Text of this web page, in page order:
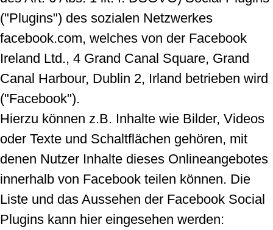
("Plugins") des sozialen Netzwerkes
facebook.com, welches von der Facebook
Ireland Ltd., 4 Grand Canal Square, Grand
Canal Harbour, Dublin 2, Irland betrieben wird
("Facebook").
Hierzu können z.B. Inhalte wie Bilder, Videos
oder Texte und Schaltflächen gehören, mit
denen Nutzer Inhalte dieses Onlineangebotes
innerhalb von Facebook teilen können. Die
Liste und das Aussehen der Facebook Social
Plugins kann hier eingesehen werden: